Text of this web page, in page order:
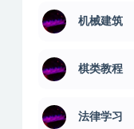
机械建筑
棋类教程
法律学习